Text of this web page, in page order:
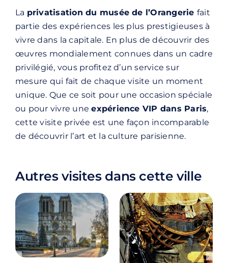
La privatisation du musée de l’Orangerie fait
partie des expériences les plus prestigieuses à
vivre dans la capitale. En plus de découvrir des
œuvres mondialement connues dans un cadre
privilégié, vous profitez d’un service sur
mesure qui fait de chaque visite un moment
unique. Que ce soit pour une occasion spéciale
ou pour vivre uneexpérience VIP dans Paris,
cette visite privée est une façon incomparable
de découvrir l’art et la culture parisienne.
Autres visites dans cette ville